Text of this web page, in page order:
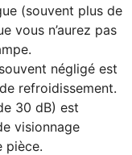
(souvent plus de
vous n’aurez pas
négligé est
refroidissement.
30 dB) est
visionnage
pièce.